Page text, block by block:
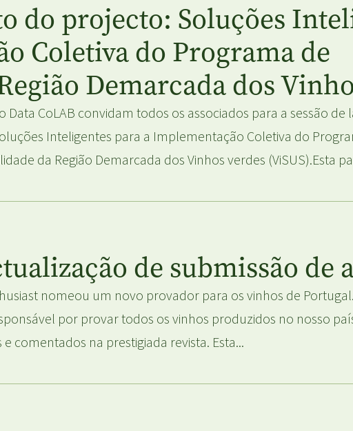
do projecto: Soluções
Coletiva do Programa de
Demarcada dos
o Data CoLAB convidam todos os associados para a sessão
Inteligentes para a Implementação Coletiva do
da Região Demarcada dos Vinhos verdes (ViSUS).Esta
de submissão de
nomeou um novo provador para os vinhos de
por provar todos os vinhos produzidos no nosso
comentados na prestigiada revista. Esta...